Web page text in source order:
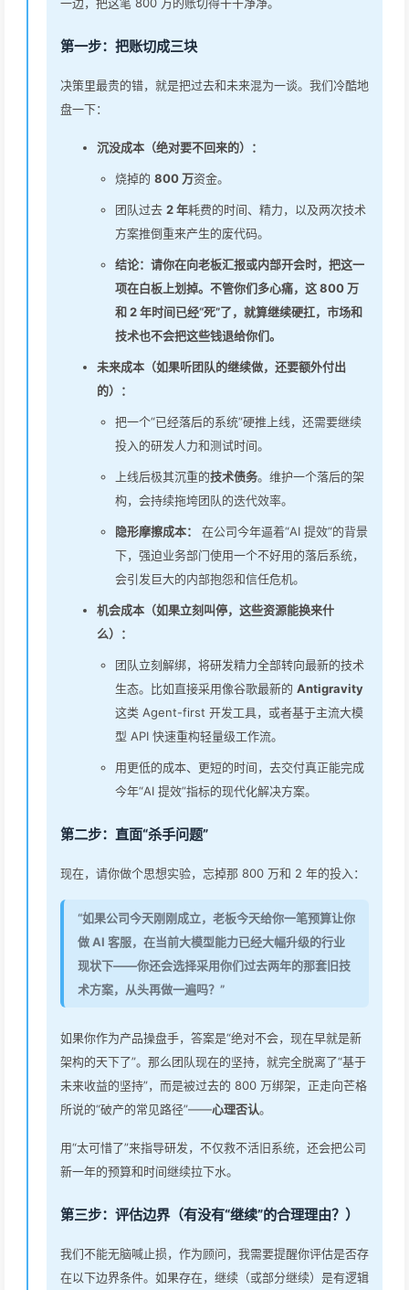
第一步：把账切成三块
决策里最贵的错，就是把过去和未来混为一谈。我们冷酷地
盘一下：
沉没成本（绝对要不回来的）：
烧掉的 800 万资金。
团队过去 2 年耗费的时间、精力，以及两次技术
方案推倒重来产生的废代码。
结论：请你在向老板汇报或内部开会时，把这一
项在白板上划掉。不管你们多心痛，这 800 万
和 2 年时间已经“死”了，就算继续硬扛，市场和
技术也不会把这些钱退给你们。
未来成本（如果听团队的继续做，还要额外付出
的）：
把一个“已经落后的系统”硬推上线，还需要继续
投入的研发人力和测试时间。
上线后极其沉重的技术债务。维护一个落后的架
构，会持续拖垮团队的迭代效率。
隐形摩擦成本：
在公司今年逼着“AI 提效”的背景
下，强迫业务部门使用一个不好用的落后系统，
会引发巨大的内部抱怨和信任危机。
机会成本（如果立刻叫停，这些资源能换来什
么）：
团队立刻解绑，将研发精力全部转向最新的技术
生态。比如直接采用像谷歌最新的 Antigravity
这类 Agent-first 开发工具，或者基于主流大模
型 API 快速重构轻量级工作流。
用更低的成本、更短的时间，去交付真正能完成
今年“AI 提效”指标的现代化解决方案。
第二步：直面“杀手问题”
现在，请你做个思想实验，忘掉那 800 万和 2 年的投入：
“如果公司今天刚刚成立，老板今天给你一笔预算让你
做 AI 客服，在当前大模型能力已经大幅升级的行业
现状下——你还会选择采用你们过去两年的那套旧技
术方案，从头再做一遍吗？”
如果你作为产品操盘手，答案是“绝对不会，现在早就是新
架构的天下了”。那么团队现在的坚持，就完全脱离了“基于
未来收益的坚持”，而是被过去的 800 万绑架，正走向芒格
所说的“破产的常见路径”——心理否认。
用“太可惜了”来指导研发，不仅救不活旧系统，还会把公司
新一年的预算和时间继续拉下水。
第三步：评估边界（有没有“继续”的合理理由？）
我们不能无脑喊止损，作为顾问，我需要提醒你评估是否存
在以下边界条件。如果存在，继续（或部分继续）是有逻辑